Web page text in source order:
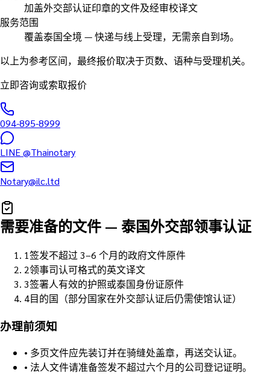
加盖外交部认证印章的文件及经审校译文
服务范围
覆盖泰国全境 — 快递与线上受理，无需亲自到场。
以上为参考区间，最终报价取决于页数、语种与受理机关。
立即咨询或索取报价
094-895-8999
LINE@Thainotary
Notary@ilc.ltd
需要准备的文件 — 泰国外交部领事认证
1签发不超过 3–6 个月的政府文件原件
2领事司认可格式的英文译文
3签署人有效的护照或泰国身份证原件
4目的国（部分国家在外交部认证后仍需使馆认证）
办理前须知
• 多页文件应先装订并在骑缝处盖章，再送交认证。
• 法人文件请准备签发不超过六个月的公司登记证明。